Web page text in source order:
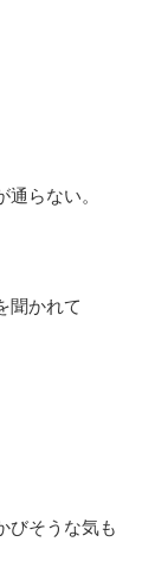
らない。
聞かれて
びそうな気も